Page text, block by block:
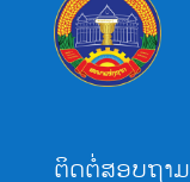
ຕິດຕໍ່ສອບຖາມ